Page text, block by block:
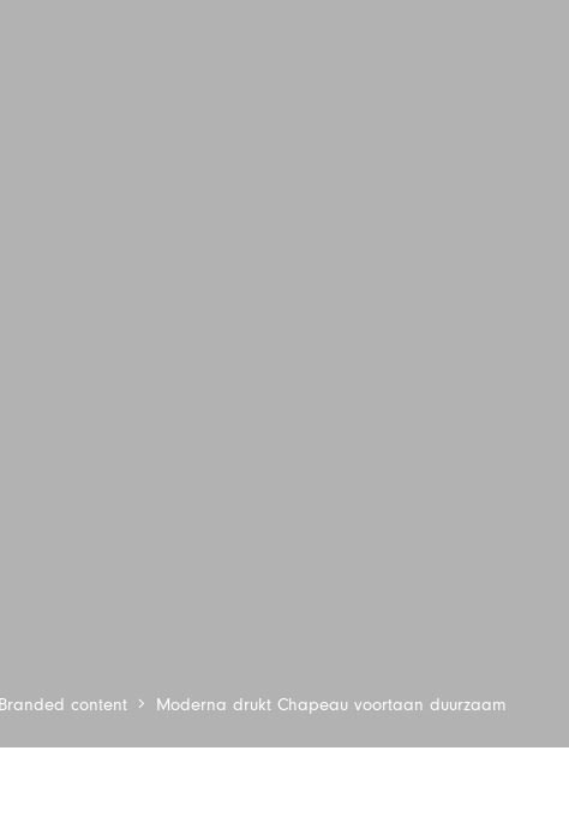
content Moderna drukt Chapeau voortaan duurzaam